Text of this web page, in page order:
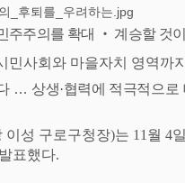
주주의를 확대 ‧ 계승할 것
민사회와 마을자치 영역까
… 상생·협력에 적극적으로
이성 구로구청장)는 11 월 4
표했다.